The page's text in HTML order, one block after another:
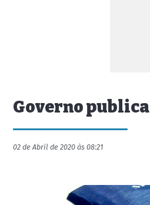
Governo
02 de Abril de 2020 às 08:21